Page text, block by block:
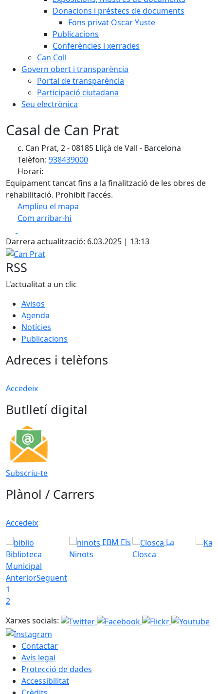
Donacions i préstecs de documents
Fons privat Oscar Yuste
Publicacions
Conferències i xerrades
Can Coll
Govern obert i transparència
Portal de transparència
Participació ciutadana
Seu electrònica
Casal de Can Prat
c. Can Prat, 2 - 08185 Lliçà de Vall - Barcelona
Telèfon: 938439000
Horari:
Equipament tancat fins a la finalització de les obres de
rehabilitació. Prohibit l'accés.
Amplieu el mapa
Com arribar-hi
+
−
Darrera actualització: 6.03.2025 | 13:13
Can Prat
RSS
L'actualitat a un clic
Avisos
Agenda
Notícies
Publicacions
Adreces i telèfons
Accedeix
Butlletí digital
Subscriu-te
Plànol / Carrers
Accedeix
Biblioteca
Municipal
EBM Els
Ninots
La
Closca
AnteriorSegüent
1
2
Xarxes socials:
Contactar
Avís legal
Protecció de dades
Accessibilitat